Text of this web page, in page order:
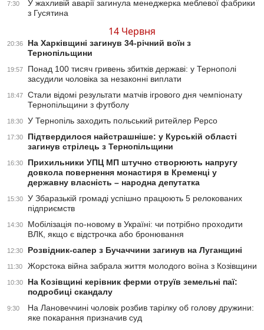
7:30
У жахливій аварії загинула менеджерка меблевої фабрики
з Гусятина
14 Червня
20:36
На Харківщині загинув 34-річний воїн з
Тернопільщини
19:57
Понад 100 тисяч гривень збитків державі: у Тернополі
засудили чоловіка за незаконні виплати
18:47
Стали відомі результати матчів ігрового дня чемпіонату
Тернопільщини з футболу
18:30 У Тернопіль заходить польський ритейлер Pepco
17:30
Підтвердилося найстрашніше: у Курській області
загинув стрілець з Тернопільщини
16:30
Прихильники УПЦ МП штучно створюють напругу
довкола повернення монастиря в Кременці у
державну власність – народна депутатка
15:30
У Збаразькій громаді успішно працюють 5 релокованих
підприємств
14:30
Мобілізація по-новому в Україні: чи потрібно проходити
ВЛК, якщо є відстрочка або бронювання
12:30 Розвідник-сапер з Бучаччини загинув на Луганщині
11:30 Жорстока війна забрала життя молодого воїна з Козівщини
10:30
На Козівщині керівник ферми отруїв земельні паї:
подробиці скандалу
9:30
На Лановеччині чоловік розбив тарілку об голову дружини:
яке покарання призначив суд